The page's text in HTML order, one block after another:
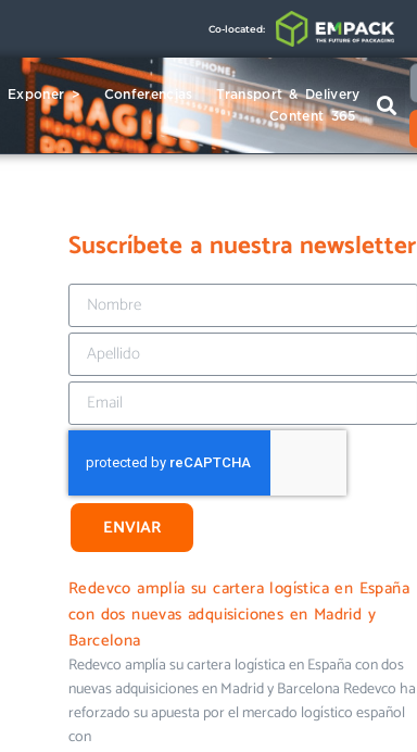
Co-located:
Exponer > Conferencias
Transport & Delivery
Content 365
Suscríbete a nuestra newsletter
ENVIAR
Redevco amplía su cartera logística en España
con dos nuevas adquisiciones en Madrid y
Barcelona
Redevco amplía su cartera logística en España con dos
nuevas adquisiciones en Madrid y Barcelona Redevco ha
reforzado su apuesta por el mercado logístico español
con